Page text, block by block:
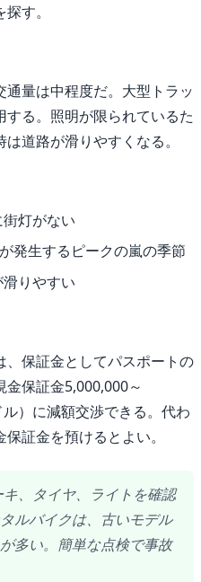
す。
量は中程度だ。大型トラッ
る。照明が限られているた
道路が滑りやすくなる。
灯がない
発生するピークの嵐の季節
りやすい
保証金としてパスポートの
保証金5,000,000～
）に減額交渉できる。代わ
証金を預けるとよい。
、タイヤ、ライトを確認
ルバイクは、古いモデル
多い。簡単な点検で事故